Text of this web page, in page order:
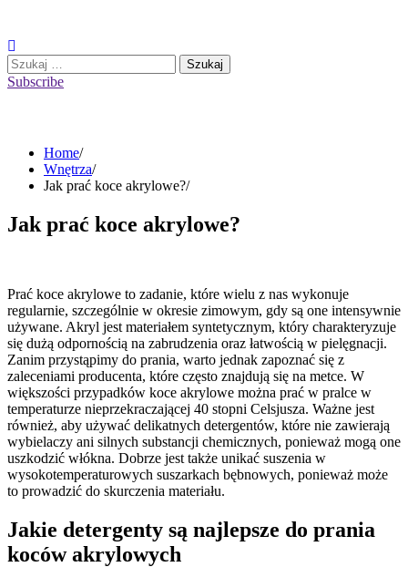
content
Szukaj:
Subscribe
Home
Wnętrza
Jak prać koce akrylowe?
Jak prać koce akrylowe?
Prać koce akrylowe to zadanie, które wielu z nas wykonuje
regularnie, szczególnie w okresie zimowym, gdy są one intensywnie
używane. Akryl jest materiałem syntetycznym, który charakteryzuje
się dużą odpornością na zabrudzenia oraz łatwością w pielęgnacji.
Zanim przystąpimy do prania, warto jednak zapoznać się z
zaleceniami producenta, które często znajdują się na metce. W
większości przypadków koce akrylowe można prać w pralce w
temperaturze nieprzekraczającej 40 stopni Celsjusza. Ważne jest
również, aby używać delikatnych detergentów, które nie zawierają
wybielaczy ani silnych substancji chemicznych, ponieważ mogą one
uszkodzić włókna. Dobrze jest także unikać suszenia w
wysokotemperaturowych suszarkach bębnowych, ponieważ może
to prowadzić do skurczenia materiału.
Jakie detergenty są najlepsze do prania
koców akrylowych